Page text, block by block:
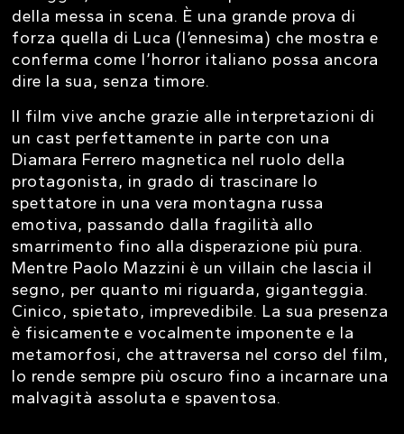
della messa in scena. È una grande prova di
forza quella di Luca (l’ennesima) che mostra e
conferma come l’horror italiano possa ancora
dire la sua, senza timore.
Il film vive anche grazie alle interpretazioni di
un cast perfettamente in parte con una
Diamara Ferrero magnetica nel ruolo della
protagonista, in grado di trascinare lo
spettatore in una vera montagna russa
emotiva, passando dalla fragilità allo
smarrimento fino alla disperazione più pura.
Mentre Paolo Mazzini è un villain che lascia il
segno, per quanto mi riguarda, giganteggia.
Cinico, spietato, imprevedibile. La sua presenza
è fisicamente e vocalmente imponente e la
metamorfosi, che attraversa nel corso del film,
lo rende sempre più oscuro fino a incarnare una
malvagità assoluta e spaventosa.